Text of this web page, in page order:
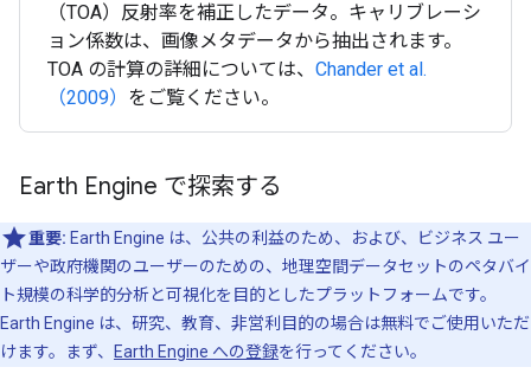
（TOA）反射率を補正したデータ。キャリブレーシ
ョン係数は、画像メタデータから抽出されます。
TOA の計算の詳細については、 Chander et al.
（2009） をご覧ください。
Earth Engine で探索する
重要: Earth Engine は、公共の利益のため、および、ビジネス ユー
ザーや政府機関のユーザーのための、地理空間データセットのペタバイ
ト規模の科学的分析と可視化を目的としたプラットフォームです。
Earth Engine は、研究、教育、非営利目的の場合は無料でご使用いただ
けます。まず、
Earth Engine への登録を行ってください。